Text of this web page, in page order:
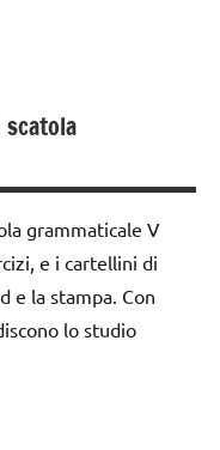
grammaticale V
e i cartellini di
e la stampa. Con
lo studio